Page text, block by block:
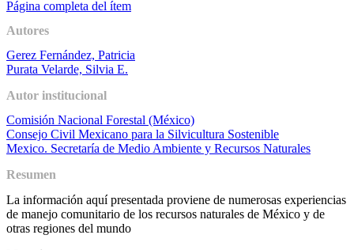
Página completa del ítem
Autores
Gerez Fernández, Patricia
Purata Velarde, Silvia E.
Autor institucional
Comisión Nacional Forestal (México)
Consejo Civil Mexicano para la Silvicultura Sostenible
Mexico. Secretaría de Medio Ambiente y Recursos Naturales
Resumen
La información aquí presentada proviene de numerosas experiencias
de manejo comunitario de los recursos naturales de México y de
otras regiones del mundo